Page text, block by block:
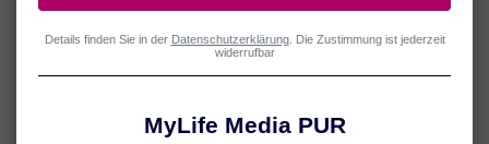
Die Diabetes-Behandlung unterscheidet sich unter anderem je nach
vorliegenderDiabetes-Form. In allen Fällen wird die Teilnahme an
Stoffwechselerkrankung Diabetes dringend empfohlen. Auch die